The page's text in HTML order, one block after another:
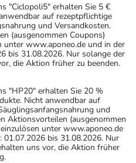
"Ciclopoli5" erhalten Sie 5 €
auf rezeptpflichtige
und Versandkosten.
(ausgenommen Coupons)
unter www.aponeo.de und in der
bis 31.08.2026. Nur solange der
die Aktion früher zu beenden.
"HP20" erhalten Sie 20 %
Nicht anwendbar auf
und
Aktionsvorteilen (ausgenommen
unter www.aponeo.de
bis 31.08.2026. Nur
uns vor, die Aktion früher